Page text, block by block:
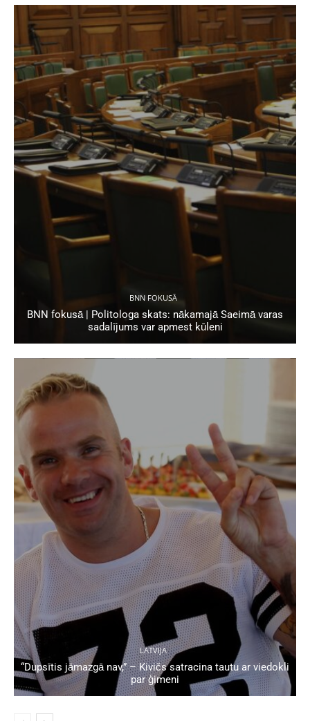
BNN FOKUSĀ
BNN fokusā | Politologa skats: nākamajā Saeimā varas
sadalījums var apmest kūleni
LATVIJA
“Dupsītis jāmazgā nav,” – Kivičs satracina tautu ar viedokli
par ģimeni